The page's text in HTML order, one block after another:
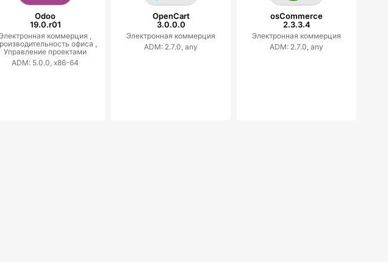
Odoo
19.0.r01
коммерция ,
офиса ,
Управление проектами
ADM: 5.0.0, x86-64
OpenCart
3.0.0.0
Электронная коммерция
ADM: 2.7.0, any
osCommerce
2.3.3.4
Электронная коммерция
ADM: 2.7.0, any